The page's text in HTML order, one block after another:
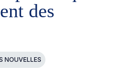
des
NOUVELLES